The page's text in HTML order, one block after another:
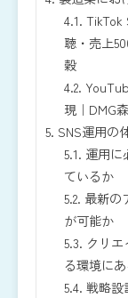
4.1. TikTok
聴・売上
穀
4.2.
現｜DMG
5. SNS運用の
5.1. 運用に
ているか
5.2. 最新の
が可能か
5.3. クリ
る環境に
5.4. 戦略設